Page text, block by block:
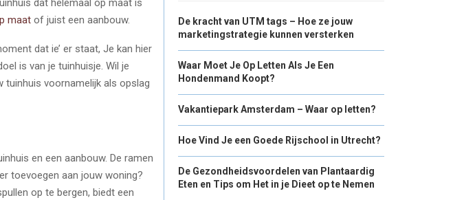
maat of juist een aanbouw.
dat ie’ er staat, Je kan hier
is van je tuinhuisje. Wil je
tuinhuis voornamelijk als opslag
en een aanbouw. De ramen
toevoegen aan jouw woning?
op te bergen, biedt een
De kracht van UTM tags – Hoe ze jouw
marketingstrategie kunnen versterken
Waar Moet Je Op Letten Als Je Een
Hondenmand Koopt?
Vakantiepark Amsterdam – Waar op letten?
Hoe Vind Je een Goede Rijschool in Utrecht?
De Gezondheidsvoordelen van Plantaardig
Eten en Tips om Het in je Dieet op te Nemen